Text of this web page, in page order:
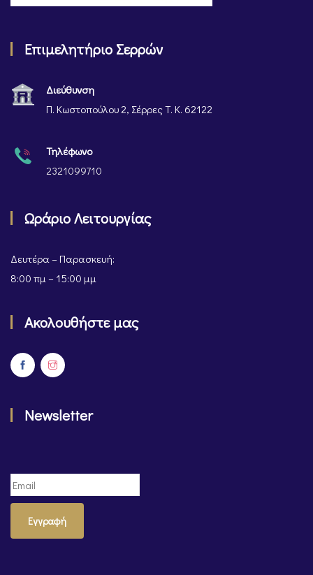
Επιμελητήριο Σερρών
Διεύθυνση
Π. Κωστοπούλου 2, Σέρρες Τ. Κ. 62122
Τηλέφωνο
2321099710
Ωράριο Λειτουργίας
Δευτέρα – Παρασκευή:
8:00 πμ – 15:00 μμ
Ακολουθήστε μας
Newsletter
Εγγραφή